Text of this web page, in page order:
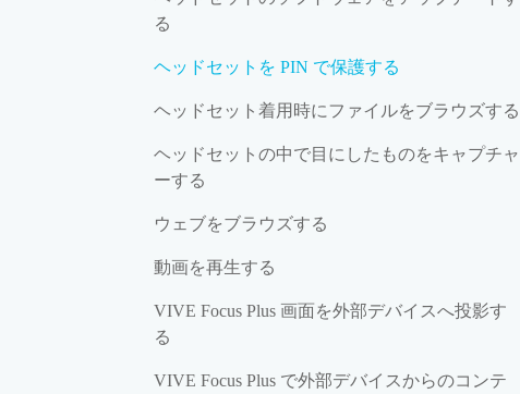
る
ヘッドセットを PIN で保護する
ヘッドセット着用時にファイルをブラウズする
ヘッドセットの中で目にしたものをキャプチャ
ーする
ウェブをブラウズする
動画を再生する
VIVE Focus Plus 画面を外部デバイスへ投影す
る
VIVE Focus Plus で外部デバイスからのコンテ